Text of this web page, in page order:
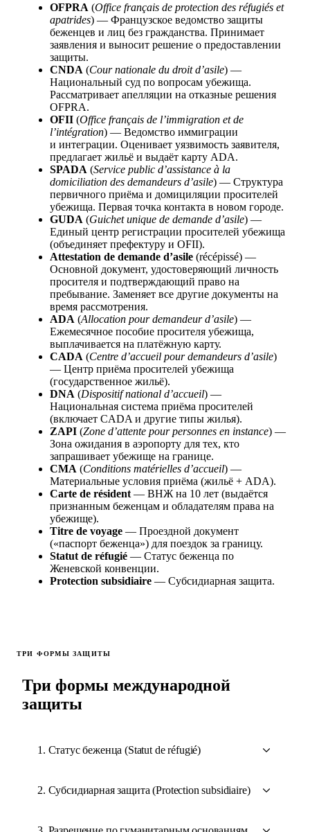
OFPRA (Office français de protection des réfugiés et
apatrides) — Французское ведомство защиты
беженцев и лиц без гражданства. Принимает
заявления и выносит решение о предоставлении
защиты.
CNDA (Cour nationale du droit d’asile) —
Национальный суд по вопросам убежища.
Рассматривает апелляции на отказные решения
OFPRA.
OFII (Office français de l’immigration et de
l’intégration) — Ведомство иммиграции
и интеграции. Оценивает уязвимость заявителя,
предлагает жильё и выдаёт карту ADA.
SPADA (Service public d’assistance à la
domiciliation des demandeurs d’asile) — Структура
первичного приёма и домициляции просителей
убежища. Первая точка контакта в новом городе.
GUDA (Guichet unique de demande d’asile) —
Единый центр регистрации просителей убежища
(объединяет префектуру и OFII).
Attestation de demande d’asile (récépissé) —
Основной документ, удостоверяющий личность
просителя и подтверждающий право на
пребывание. Заменяет все другие документы на
время рассмотрения.
ADA (Allocation pour demandeur d’asile) —
Ежемесячное пособие просителя убежища,
выплачивается на платёжную карту.
CADA (Centre d’accueil pour demandeurs d’asile)
— Центр приёма просителей убежища
(государственное жильё).
DNA (Dispositif national d’accueil) —
Национальная система приёма просителей
(включает CADA и другие типы жилья).
ZAPI (Zone d’attente pour personnes en instance) —
Зона ожидания в аэропорту для тех, кто
запрашивает убежище на границе.
CMA (Conditions matérielles d’accueil) —
Материальные условия приёма (жильё + ADA).
Carte de résident — ВНЖ на 10 лет (выдаётся
признанным беженцам и обладателям права на
убежище).
Titre de voyage — Проездной документ
(«паспорт беженца») для поездок за границу.
Statut de réfugié — Статус беженца по
Женевской конвенции.
Protection subsidiaire — Субсидиарная защита.
ТРИ ФОРМЫ ЗАЩИТЫ
Три формы международной
защиты
1. Статус беженца (Statut de réfugié)
2. Субсидиарная защита (Protection subsidiaire)